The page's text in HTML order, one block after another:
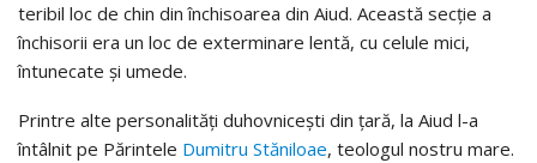
teribil loc de chin din închisoarea din Aiud. Această secţie a
închisorii era un loc de exterminare lentă, cu celule mici,
întunecate şi umede.
Printre alte personalităţi duhovniceşti din ţară, la Aiud l-a
întâlnit pe Părintele Dumitru Stăniloae, teologul nostru mare.